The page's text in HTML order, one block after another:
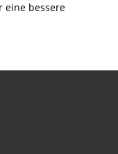
eine bessere